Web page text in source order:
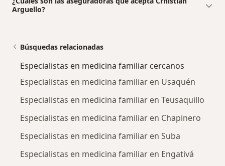
Arguello?
Búsquedas relacionadas
Especialistas en medicina familiar cercanos
Especialistas en medicina familiar en Usaquén
Especialistas en medicina familiar en Teusaquillo
Especialistas en medicina familiar en Chapinero
Especialistas en medicina familiar en Suba
Especialistas en medicina familiar en Engativá